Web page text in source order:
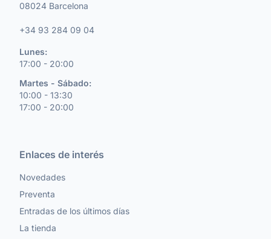
08024 Barcelona
+34 93 284 09 04
Lunes:
17:00 - 20:00
Martes - Sábado:
10:00 - 13:30
17:00 - 20:00
Enlaces de interés
Novedades
Preventa
Entradas de los últimos días
La tienda